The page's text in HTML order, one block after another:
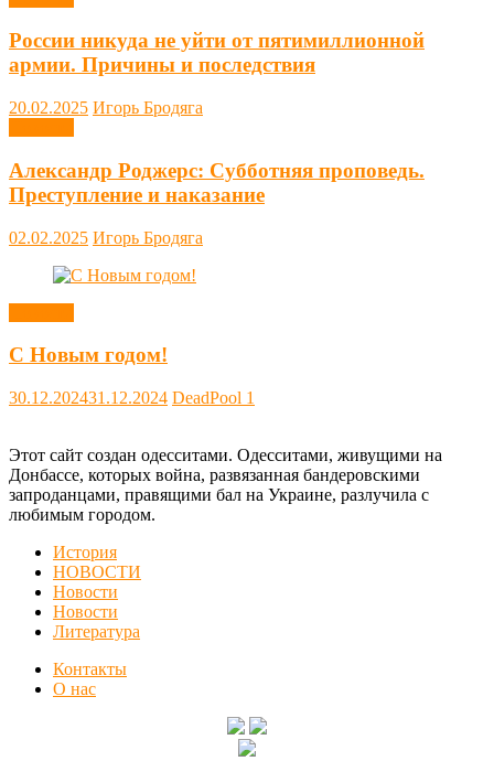
России никуда не уйти от пятимиллионной
армии. Причины и последствия
20.02.2025 Игорь Бродяга
Александр Роджерс: Субботняя проповедь.
Преступление и наказание
02.02.2025 Игорь Бродяга
С Новым годом!
30.12.202431.12.2024 DeadPool 1
Этот сайт создан одесситами. Одесситами, живущими на
Донбассе, которых война, развязанная бандеровскими
запроданцами, правящими бал на Украине, разлучила с
любимым городом.
История
НОВОСТИ
Новости
Новости
Литература
Контакты
О нас